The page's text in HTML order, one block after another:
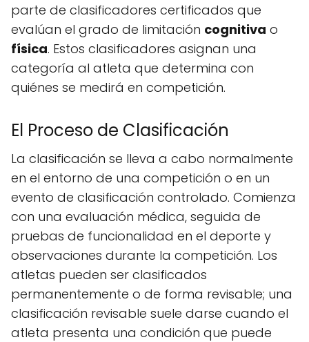
parte de clasificadores certificados que
evalúan el grado de limitación cognitiva o
física. Estos clasificadores asignan una
categoría al atleta que determina con
quiénes se medirá en competición.
El Proceso de Clasificación
La clasificación se lleva a cabo normalmente
en el entorno de una competición o en un
evento de clasificación controlado. Comienza
con una evaluación médica, seguida de
pruebas de funcionalidad en el deporte y
observaciones durante la competición. Los
atletas pueden ser clasificados
permanentemente o de forma revisable; una
clasificación revisable suele darse cuando el
atleta presenta una condición que puede